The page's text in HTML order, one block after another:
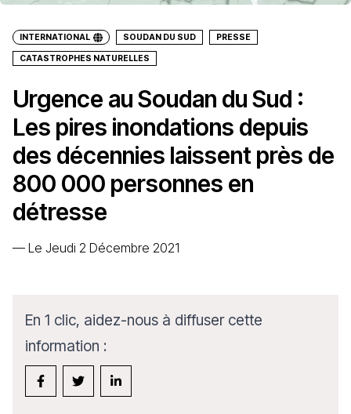
INTERNATIONAL SOUDAN DU SUD PRESSE
CATASTROPHES NATURELLES
Urgence au Soudan du Sud :
Les pires inondations depuis
des décennies laissent près de
800 000 personnes en
détresse
— Le Jeudi 2 Décembre 2021
En 1 clic, aidez-nous à diffuser cette
information :